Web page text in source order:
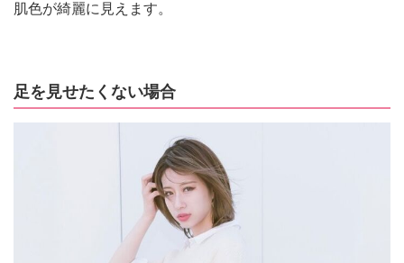
肌色が綺麗に見えます。
足を見せたくない場合